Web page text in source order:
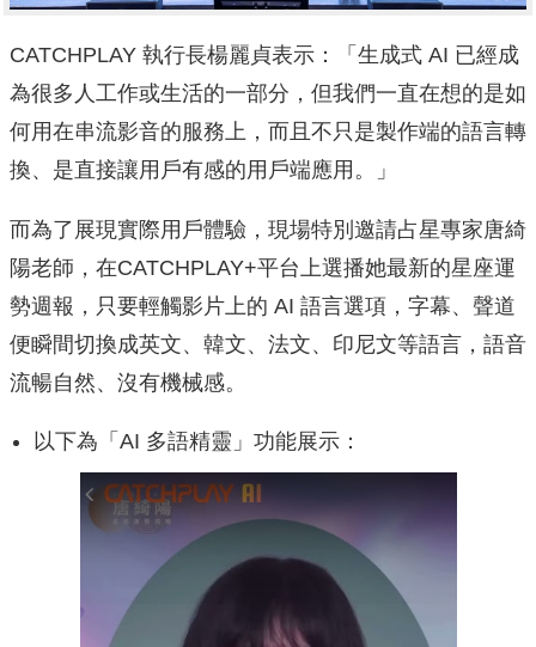
CATCHPLAY 執行長楊麗貞表示：「生成式 AI 已經成
為很多人工作或生活的一部分，但我們一直在想的是如
何用在串流影音的服務上，而且不只是製作端的語言轉
換、是直接讓用戶有感的用戶端應用。」
而為了展現實際用戶體驗，現場特別邀請占星專家唐綺
陽老師，在CATCHPLAY+平台上選播她最新的星座運
勢週報，只要輕觸影片上的 AI 語言選項，字幕、聲道
便瞬間切換成英文、韓文、法文、印尼文等語言，語音
流暢自然、沒有機械感。
以下為「AI 多語精靈」功能展示：